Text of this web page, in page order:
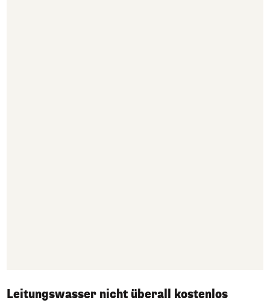
Leitungswasser nicht überall kostenlos